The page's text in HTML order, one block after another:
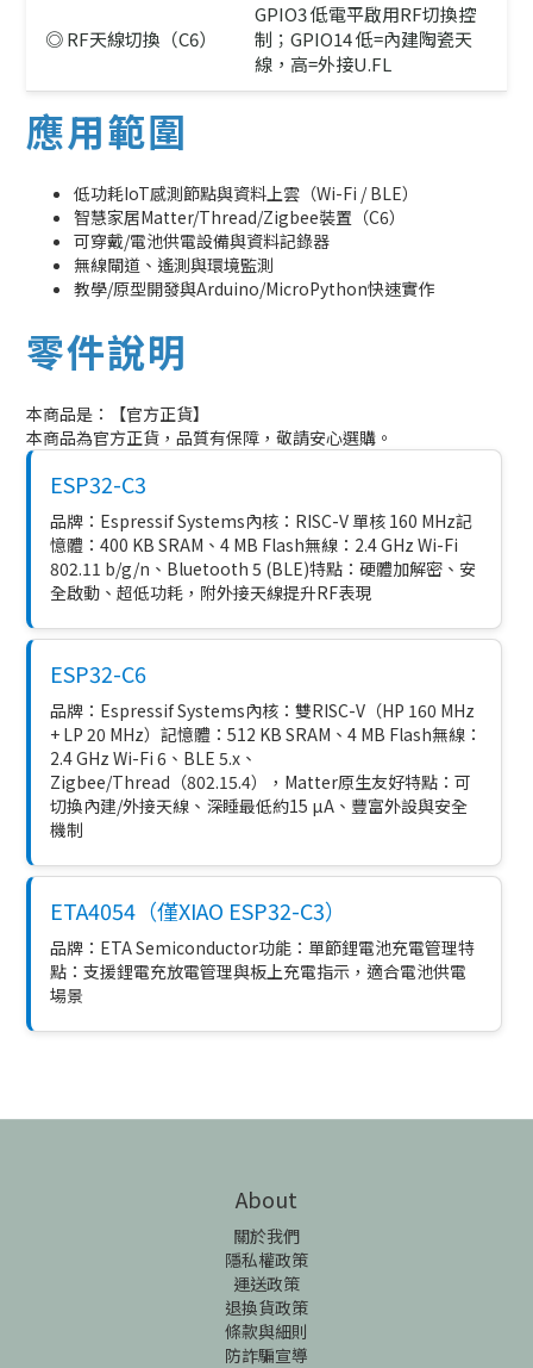
◎ RF天線切換（C6）
GPIO3 低電平啟用RF切換控
制；GPIO14 低=內建陶瓷天
線，高=外接U.FL
應用範圍
低功耗IoT感測節點與資料上雲（Wi-Fi / BLE）
智慧家居Matter/Thread/Zigbee裝置（C6）
可穿戴/電池供電設備與資料記錄器
無線閘道、遙測與環境監測
教學/原型開發與Arduino/MicroPython快速實作
零件說明
本商品是：【官方正貨】
本商品為官方正貨，品質有保障，敬請安心選購。
ESP32-C3
品牌：Espressif Systems內核：RISC-V 單核 160 MHz記
憶體：400 KB SRAM、4 MB Flash無線：2.4 GHz Wi-Fi
802.11 b/g/n、Bluetooth 5 (BLE)特點：硬體加解密、安
全啟動、超低功耗，附外接天線提升RF表現
ESP32-C6
品牌：Espressif Systems內核：雙RISC-V（HP 160 MHz
+ LP 20 MHz）記憶體：512 KB SRAM、4 MB Flash無線：
2.4 GHz Wi-Fi 6、BLE 5.x、
Zigbee/Thread（802.15.4），Matter原生友好特點：可
切換內建/外接天線、深睡最低約15 µA、豐富外設與安全
機制
ETA4054（僅XIAO ESP32-C3）
品牌：ETA Semiconductor功能：單節鋰電池充電管理特
點：支援鋰電充放電管理與板上充電指示，適合電池供電
場景
About
關於我們
隱私權政策
運送政策
退換貨政策
條款與細則
防詐騙宣導